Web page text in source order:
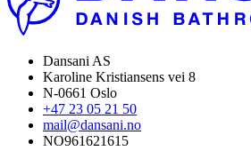
Dansani AS
Karoline Kristiansens vei 8
N-0661 Oslo
+47 23 05 21 50
mail@dansani.no
NO961621615